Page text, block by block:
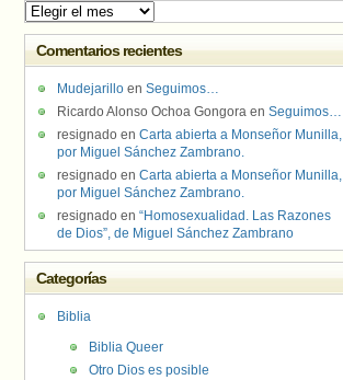
Archivos
Comentarios recientes
Mudejarillo en Seguimos…
Ricardo Alonso Ochoa Gongora en Seguimos…
resignado en Carta abierta a Monseñor Munilla,
por Miguel Sánchez Zambrano.
resignado en Carta abierta a Monseñor Munilla,
por Miguel Sánchez Zambrano.
resignado en “Homosexualidad. Las Razones
de Dios”, de Miguel Sánchez Zambrano
Categorías
Biblia
Biblia Queer
Otro Dios es posible